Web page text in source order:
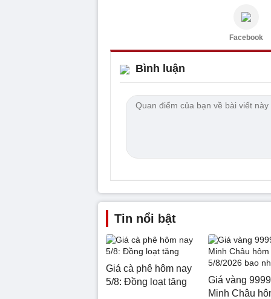
Facebook
Bình luận
Tin nổi bật
Giá cà phê hôm nay
5/8: Đồng loạt tăng
Giá vàng
Minh Châu